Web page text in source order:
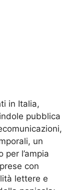
in Italia,
pubblica
un
l’ampia
con
lettere e